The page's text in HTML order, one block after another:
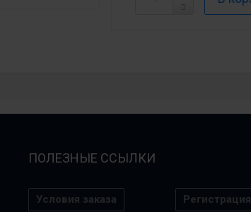
ПОЛЕЗНЫЕ ССЫЛКИ
Условия заказа Регистрация